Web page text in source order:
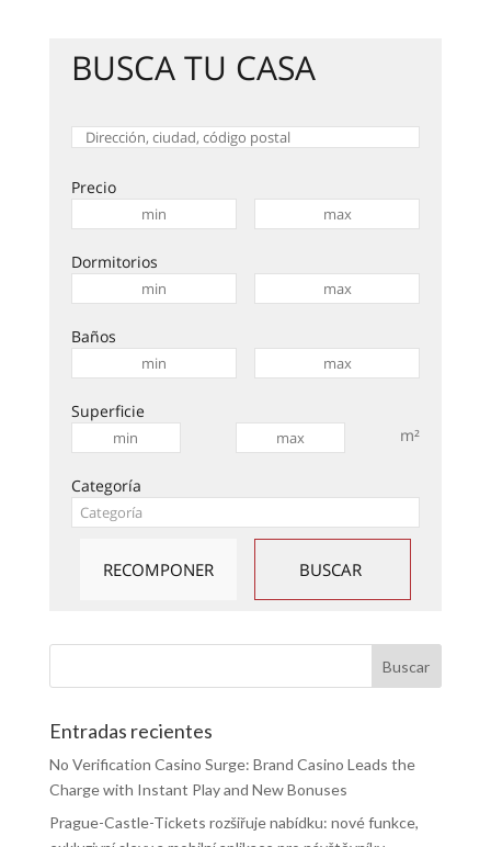
BUSCA TU CASA
Precio
Dormitorios
Baños
Superficie
m²
Categoría
Entradas recientes
No Verification Casino Surge: Brand Casino Leads the
Charge with Instant Play and New Bonuses
Prague-Castle-Tickets rozšiřuje nabídku: nové funkce,